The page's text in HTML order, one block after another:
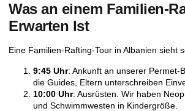
Was an einem Familien-
Erwarten Ist
Eine Familien-Rafting-Tour in Albanien sieht
9:45 Uhr: Ankunft an unserer Permet-
die Guides, Eltern unterschreiben
10:00 Uhr: Ausrüsten. Wir haben
und Schwimmwesten in Kindergröße.